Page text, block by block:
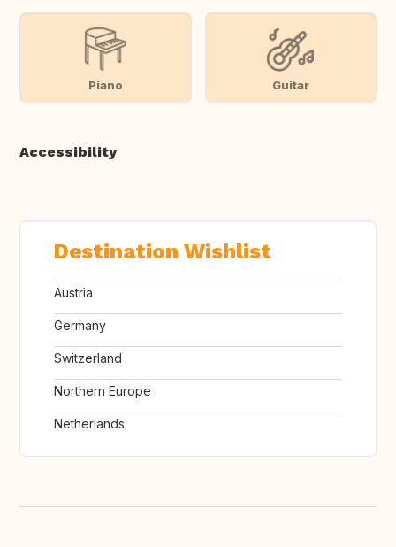
Piano Guitar
Accessibility
Destination Wishlist
Austria
Germany
Switzerland
Northern Europe
Netherlands